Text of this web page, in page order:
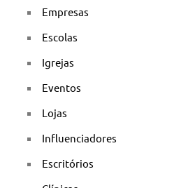
Empresas
Escolas
Igrejas
Eventos
Lojas
Influenciadores
Escritórios